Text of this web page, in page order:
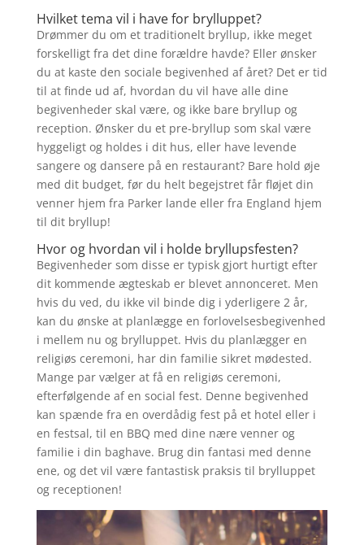
Hvilket tema vil i have for brylluppet?
Drømmer du om et traditionelt bryllup, ikke meget
forskelligt fra det dine forældre havde? Eller ønsker
du at kaste den sociale begivenhed af året? Det er tid
til at finde ud af, hvordan du vil have alle dine
begivenheder skal være, og ikke bare bryllup og
reception. Ønsker du et pre-bryllup som skal være
hyggeligt og holdes i dit hus, eller have levende
sangere og dansere på en restaurant? Bare hold øje
med dit budget, før du helt begejstret får fløjet din
venner hjem fra Parker lande eller fra England hjem
til dit bryllup!
Hvor og hvordan vil i holde bryllupsfesten?
Begivenheder som disse er typisk gjort hurtigt efter
dit kommende ægteskab er blevet annonceret. Men
hvis du ved, du ikke vil binde dig i yderligere 2 år,
kan du ønske at planlægge en forlovelsesbegivenhed
i mellem nu og brylluppet. Hvis du planlægger en
religiøs ceremoni, har din familie sikret mødested.
Mange par vælger at få en religiøs ceremoni,
efterfølgende af en social fest. Denne begivenhed
kan spænde fra en overdådig fest på et hotel eller i
en festsal, til en BBQ med dine nære venner og
familie i din baghave. Brug din fantasi med denne
ene, og det vil være fantastisk praksis til brylluppet
og receptionen!